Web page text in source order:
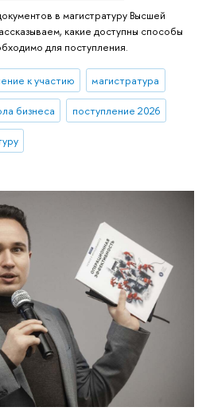
в магистратуру Высшей
какие доступны способы
для поступления.
к участию магистратура
бизнеса поступление 2026